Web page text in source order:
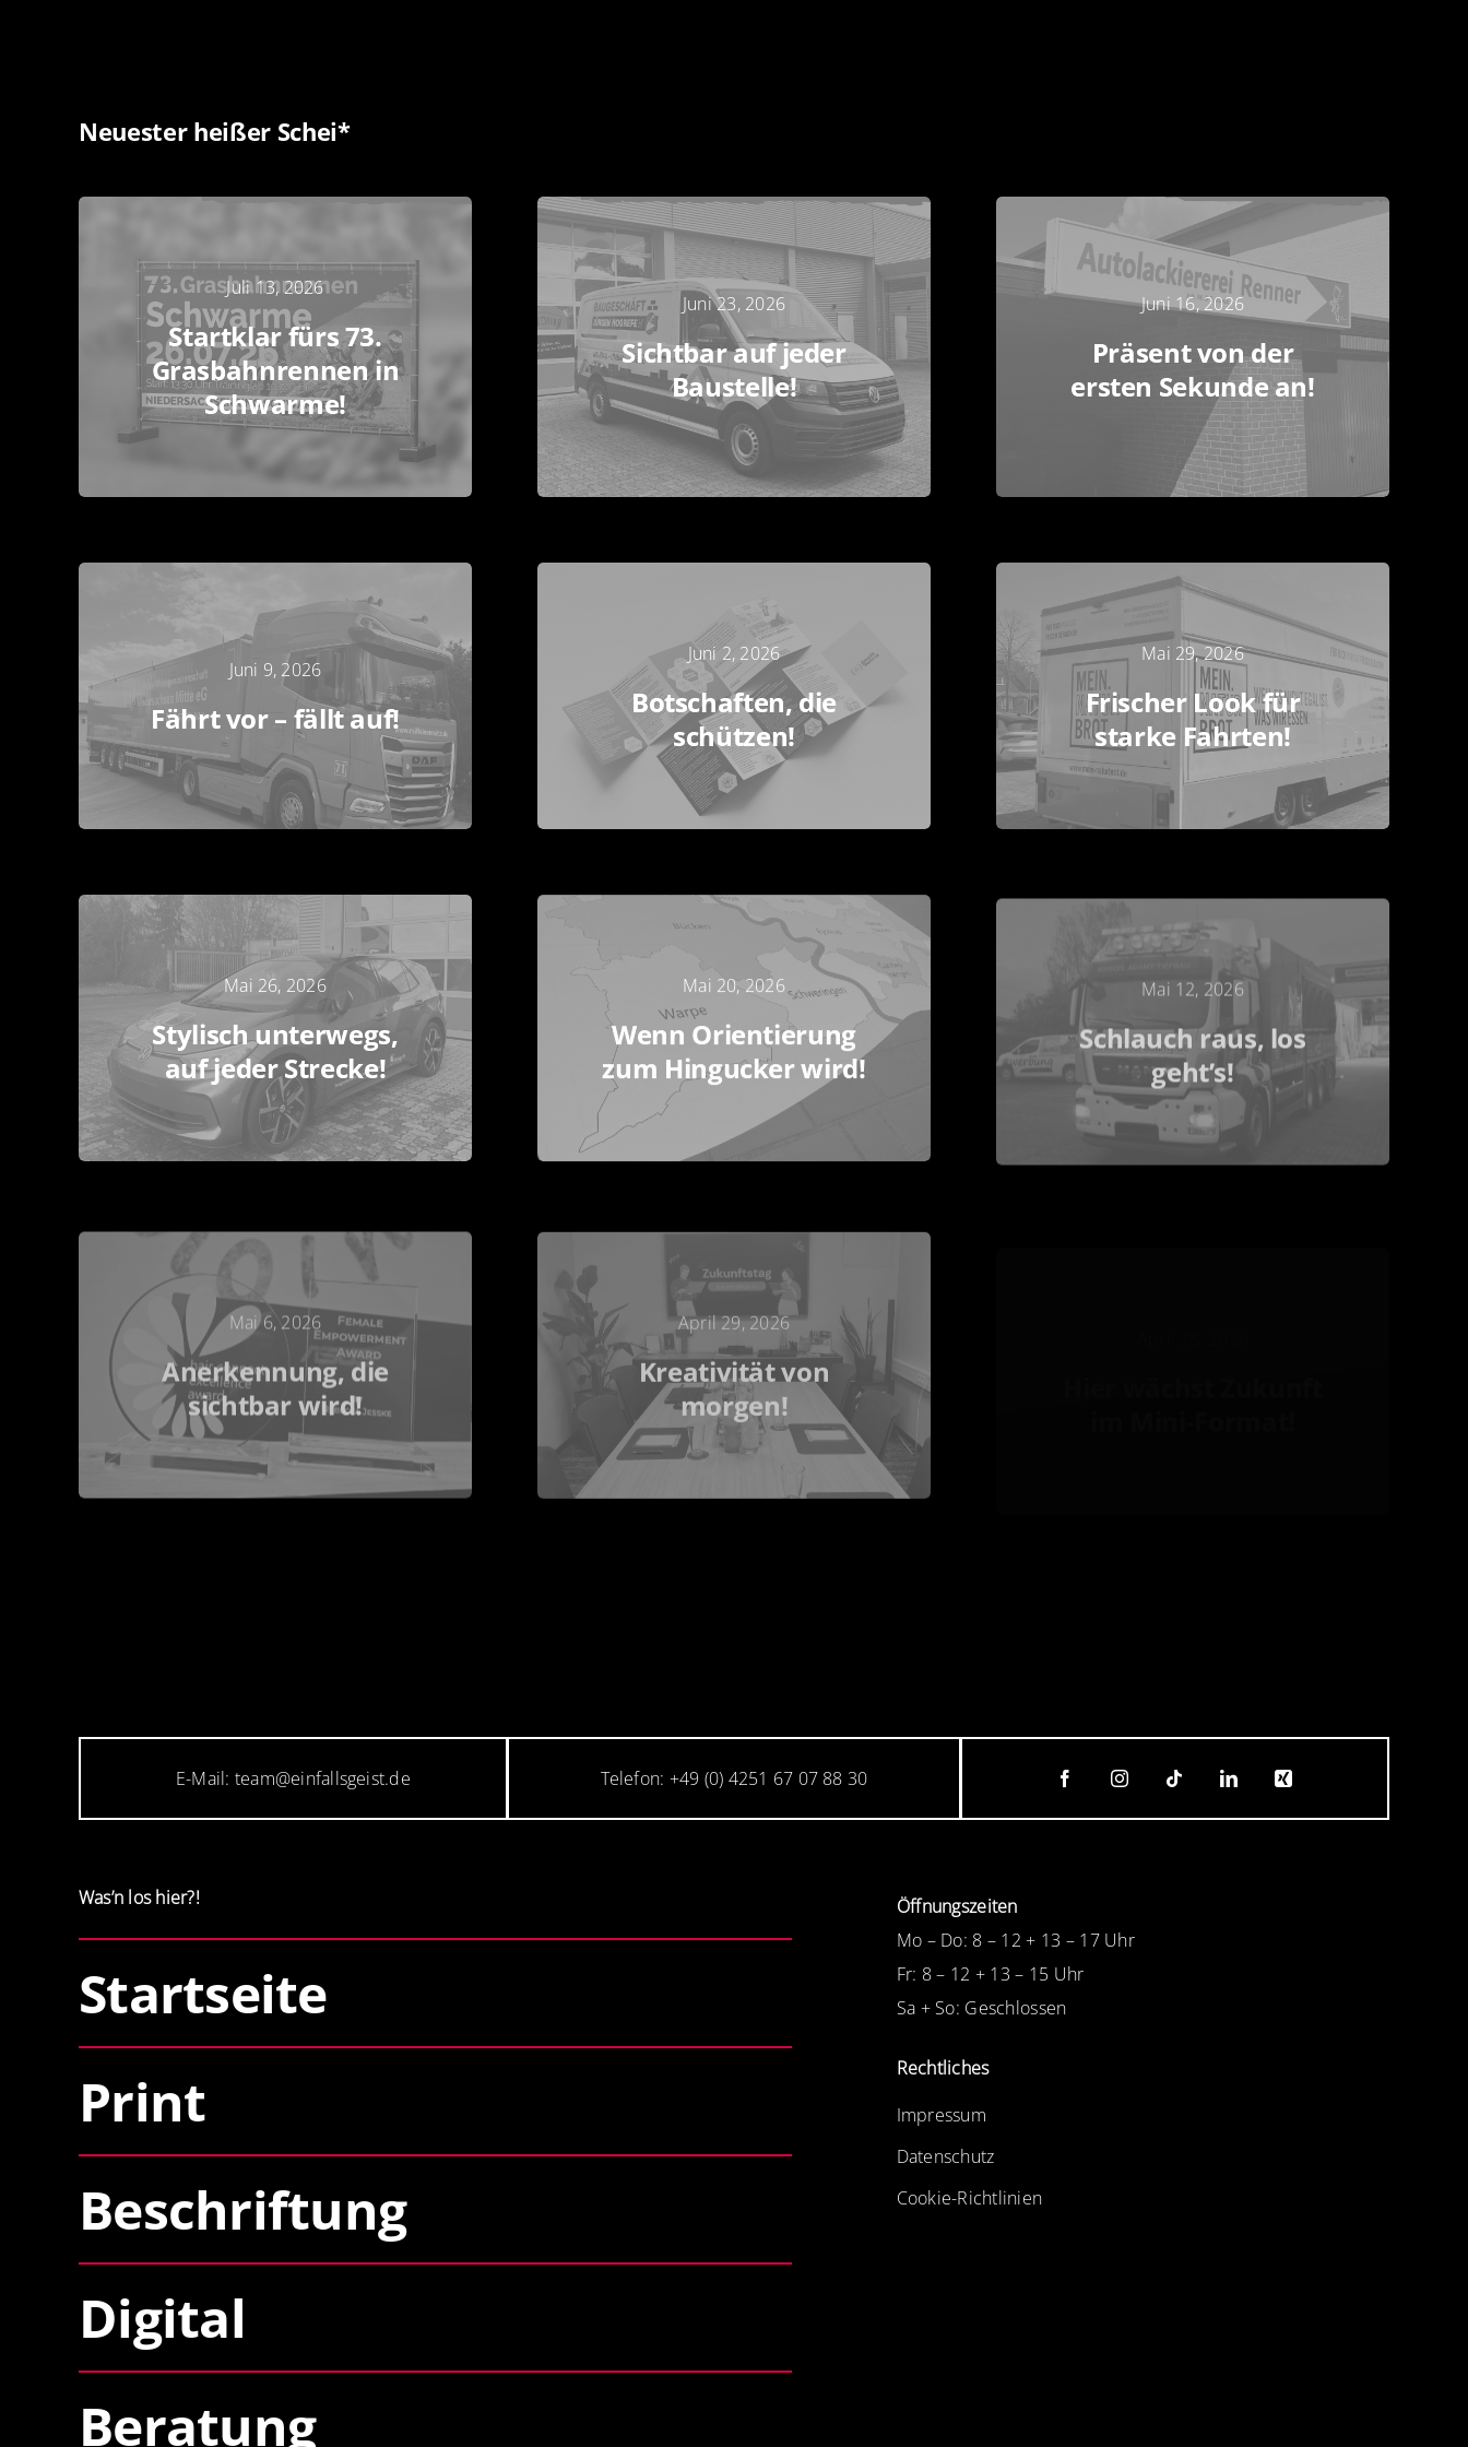
Neuester heißer Schei*
Juli 13, 2026
Startklar fürs 73.
Grasbahnrennen in
Schwarme!
Juni 23, 2026
Sichtbar auf jeder
Baustelle!
Juni 16, 2026
Präsent von der
ersten Sekunde an!
Juni 9, 2026
Fährt vor – fällt auf!
Juni 2, 2026
Botschaften, die
schützen!
Mai 29, 2026
Frischer Look für
starke Fahrten!
Mai 26, 2026
Stylisch unterwegs,
auf jeder Strecke!
Mai 20, 2026
Wenn Orientierung
zum Hingucker wird!
Mai 12, 2026
Schlauch raus, los
geht’s!
Mai 6, 2026
Anerkennung, die
sichtbar wird!
April 29, 2026
Kreativität von
morgen!
E-Mail: team@einfallsgeist.de Telefon: +49 (0) 4251 67 07 88 30
Was’n los hier?!
Startseite
Print
Beschriftung
Digital
Beratung
Öffnungszeiten
Mo – Do: 8 – 12 + 13 – 17 Uhr
Fr: 8 – 12 + 13 – 15 Uhr
Sa + So: Geschlossen
Rechtliches
Impressum
Datenschutz
Cookie-Richtlinien